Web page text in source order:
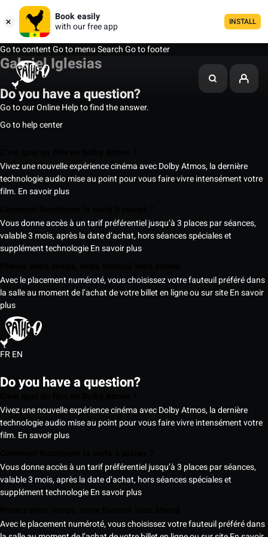
Book easily
with our free app
INSTALL
Go to contentGo to menuSearchGo to footer
Gabriel Iglesias
Do you have a question?
Go to our Online Help to find the answer.
Go to help center
Vivez une nouvelle expérience cinéma avec Dolby Atmos, la dernière
technologie audio mise au point pour vous faire vivre intensément votre
film. En savoir plus
Vous donne accès à un tarif préférentiel jusqu’à 3 places par séances,
valable 3 mois, après la date d’achat, hors séances spéciales et
supplément technologieEn savoir plus
Avec le placement numéroté, vous choisissez votre fauteuil préféré dans
la salle au moment de l’achat de votre billet en ligne ou sur siteEn savoir
plus
FREN
Do you have a question?
Vivez une nouvelle expérience cinéma avec Dolby Atmos, la dernière
technologie audio mise au point pour vous faire vivre intensément votre
film. En savoir plus
Vous donne accès à un tarif préférentiel jusqu’à 3 places par séances,
valable 3 mois, après la date d’achat, hors séances spéciales et
supplément technologieEn savoir plus
Avec le placement numéroté, vous choisissez votre fauteuil préféré dans